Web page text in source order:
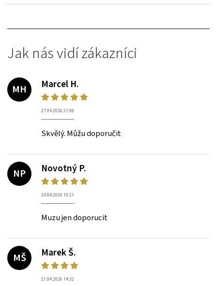
Jak nás vidí zákazníci
MH
Marcel H.
27.04.2026 21:09
Skvělý. Můžu doporučit
NP
Novotný P.
24.04.2026 10:21
Muzu jen doporucit
MŠ
Marek Š.
21.04.2026 14:32